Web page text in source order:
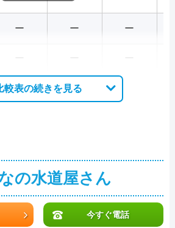
ー ー ー
較表の続きを見る
の水道屋さん
今すぐ電話